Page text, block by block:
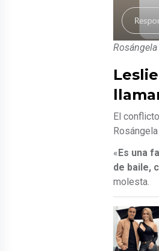
El
« Es una
de baile,
molesta.